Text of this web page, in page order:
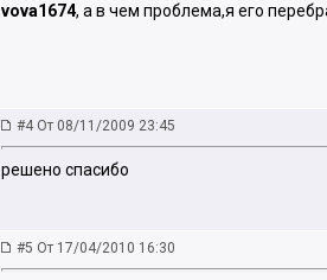
vova1674, а в чем проблема,я его
#4 От 08/11/2009 23:45
решено спасибо
#5 От 17/04/2010 16:30